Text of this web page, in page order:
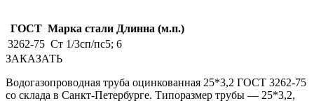
ГОСТ Марка стали Длинна (м.п.)
3262-75 Ст 1/3сп/пс5; 6
ЗАКАЗАТЬ
Водогазопроводная труба оцинкованная 25*3,2 ГОСТ 3262-75
со склада в Санкт-Петербурге. Типоразмер трубы — 25*3,2,